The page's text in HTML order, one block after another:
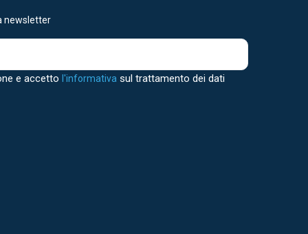
newsletter
e accetto l'informativa sul trattamento dei dati